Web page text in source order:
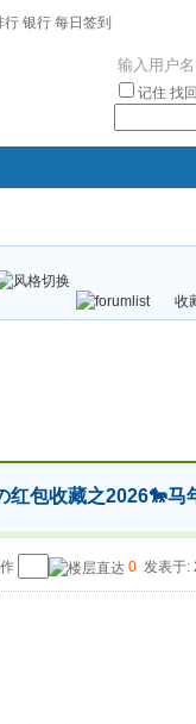
行 银行 每日签到
记住 找
收
红包收藏之2026🐎马
0 发表于: